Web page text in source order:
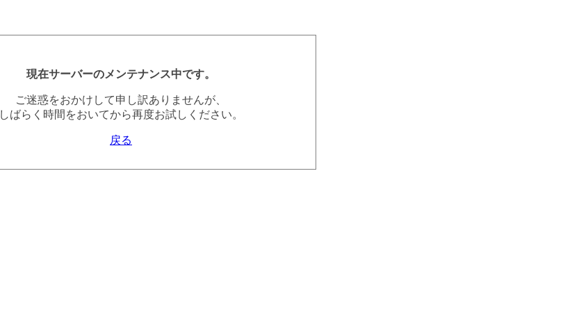
現在サーバーのメンテナンス中です。
ご迷惑をおかけして申し訳ありませんが、
しばらく時間をおいてから再度お試しください。
戻る